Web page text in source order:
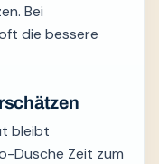
Bei
die bessere
bleibt
Dusche Zeit zum